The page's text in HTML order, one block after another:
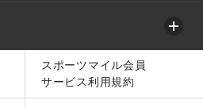
スポーツマイル会員
サービス利用規約